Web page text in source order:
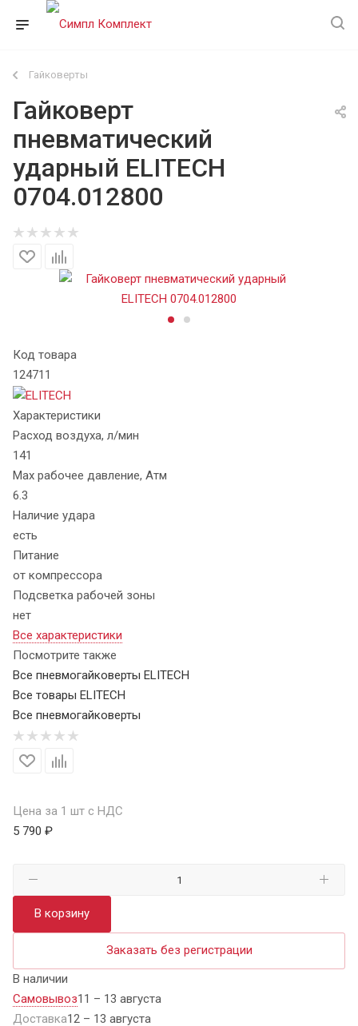
Гайковерты
Гайковерт
пневматический
ударный ELITECH
0704.012800
Код товара
124711
Характеристики
Расход воздуха, л/мин
141
Max рабочее давление, Атм
6.3
Наличие удара
есть
Питание
от компрессора
Подсветка рабочей зоны
нет
Все характеристики
Посмотрите также
Все пневмогайковерты ELITECH
Все товары ELITECH
Все пневмогайковерты
Цена за 1 шт с НДС
5 790 ₽
В корзину
Заказать без регистрации
В наличии
Самовывоз11 – 13 августа
Доставка12 – 13 августа